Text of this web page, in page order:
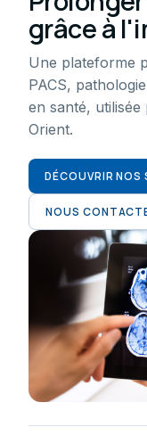
grâce à
Une plateforme
PACS,
en santé,
Orient.
DÉCOUVRIR
NOUS